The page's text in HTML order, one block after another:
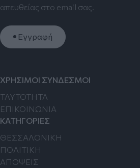
απευθείας στο email σας.
Εγγραφή
ΧΡΗΣΙΜΟΙ ΣΥΝΔΕΣΜΟΙ
TAYTOTHTA
ΕΠΙΚΟΙΝΩΝΙΑ
ΚΑΤΗΓΟΡΙΕΣ
ΘΕΣΣΑΛΟΝΙΚΗ
ΠΟΛΙΤΙΚΗ
ΑΠΟΨΕΙΣ